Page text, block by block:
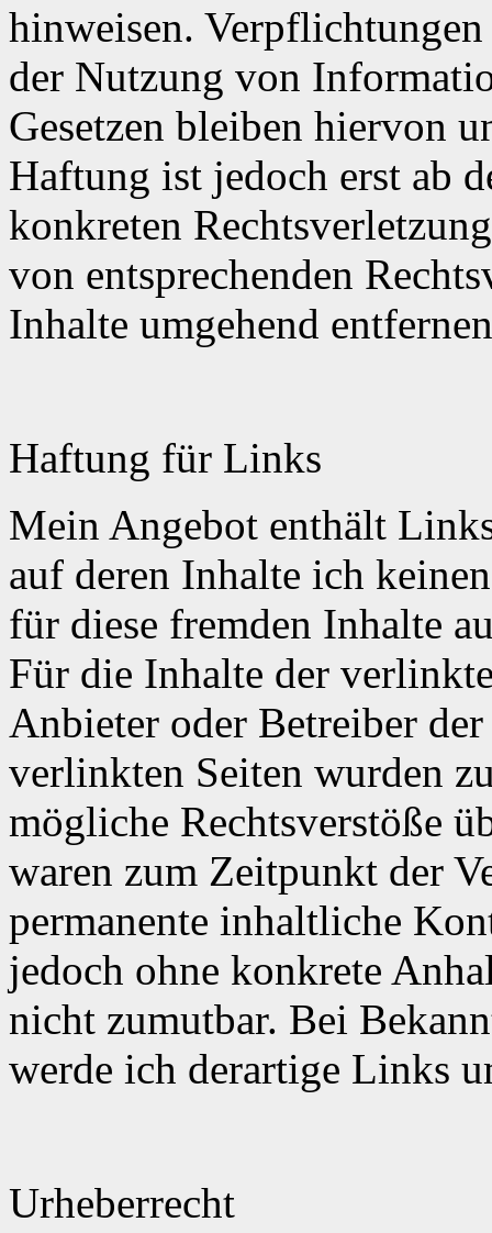
hinweisen.
der Nutzung von
Gesetzen bleiben hiervon
Haftung ist jedoch erst ab
konkreten
von entsprechenden
Inhalte umgehend
Haftung für Links
Mein Angebot enthält
auf deren Inhalte ich
für diese fremden Inhalte
Für die Inhalte der
Anbieter oder Betreiber
verlinkten Seiten wurden
mögliche Rechtsverstöße
waren zum Zeitpunkt der
permanente inhaltliche
jedoch ohne konkrete
nicht zumutbar. Bei
werde ich derartige Links
Urheberrecht